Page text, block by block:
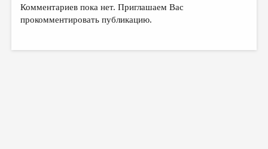
Комментариев пока нет. Приглашаем Вас
прокомментировать публикацию.